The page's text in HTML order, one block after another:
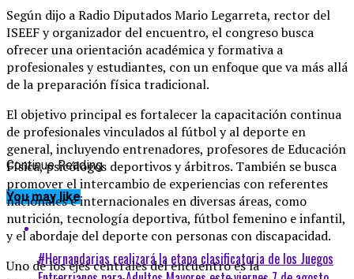
Según dijo a Radio Diputados Mario Legarreta, rector del
ISEEF y organizador del encuentro, el congreso busca
ofrecer una orientación académica y formativa a
profesionales y estudiantes, con un enfoque que va más allá
de la preparación física tradicional.
El objetivo principal es fortalecer la capacitación continua
de profesionales vinculados al fútbol y al deporte en
general, incluyendo entrenadores, profesores de Educación
Física, psicólogos deportivos y árbitros. También se busca
promover el intercambio de experiencias con referentes
nacionales e internacionales en diversas áreas, como
nutrición, tecnología deportiva, fútbol femenino e infantil,
y el abordaje del deporte con personas con discapacidad.
Uno de los ejes centrales del encuentro es la
Continue Reading
You may like
#Hernandarias realizará la etapa clasificatoria de los Juegos